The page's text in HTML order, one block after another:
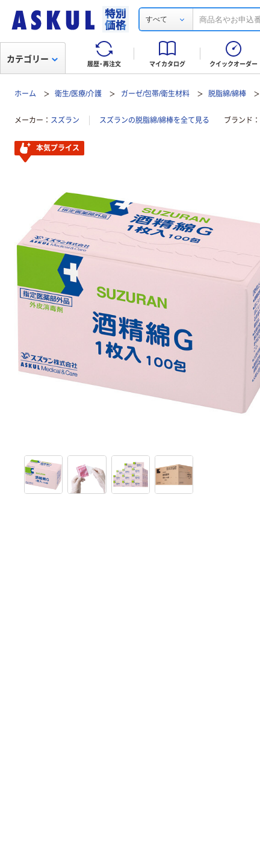
すべて
履歴・再注文 マイカタログ クイックオーダー
カテゴリー
ホーム 衛生/医療/介護 ガーゼ/包帯/衛生材料 脱脂綿/綿棒
メーカー スズラン スズランの脱脂綿/綿棒を全て見る ブランド
本気プライス